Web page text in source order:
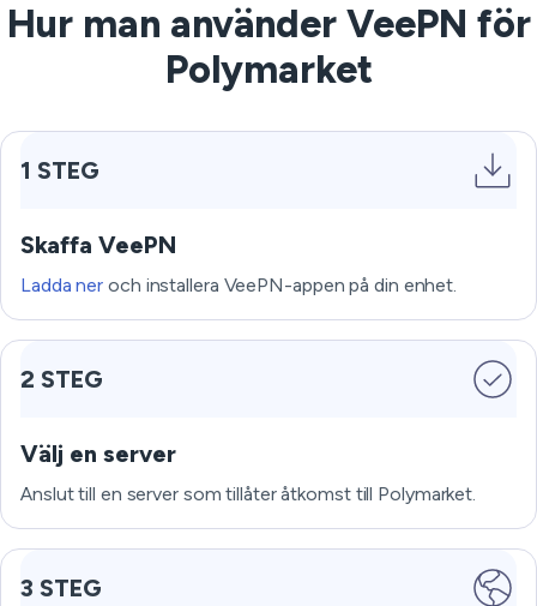
Hur man använder VeePN för
Polymarket
1 STEG
Skaffa VeePN
Ladda ner och installera VeePN-appen på din enhet.
2 STEG
Välj en server
Anslut till en server som tillåter åtkomst till Polymarket.
3 STEG